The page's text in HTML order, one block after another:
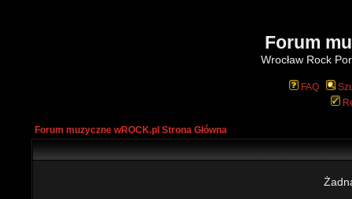
Forum
Wrocław Rock
FAQ
Forum muzyczne wROCK.pl Strona Główna